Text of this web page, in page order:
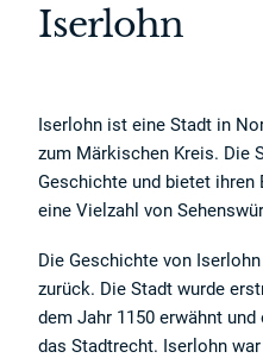
Iserlohn
Iserlohn ist eine Stadt in
zum Märkischen Kreis. Die
Geschichte und bietet ihren
eine Vielzahl von
Die Geschichte von
zurück. Die Stadt wurde
dem Jahr 1150 erwähnt
das Stadtrecht. Iserlohn